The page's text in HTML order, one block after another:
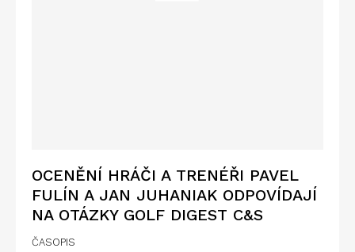
OCENĚNÍ HRÁČI A TRENÉŘI PAVEL
FULÍN A JAN JUHANIAK ODPOVÍDAJÍ
NA OTÁZKY GOLF DIGEST C&S
ČASOPIS